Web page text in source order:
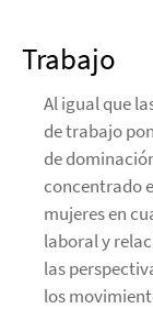
Trabajo
Al igual que
de trabajo
de
concentrado
mujeres en
laboral y
las
los